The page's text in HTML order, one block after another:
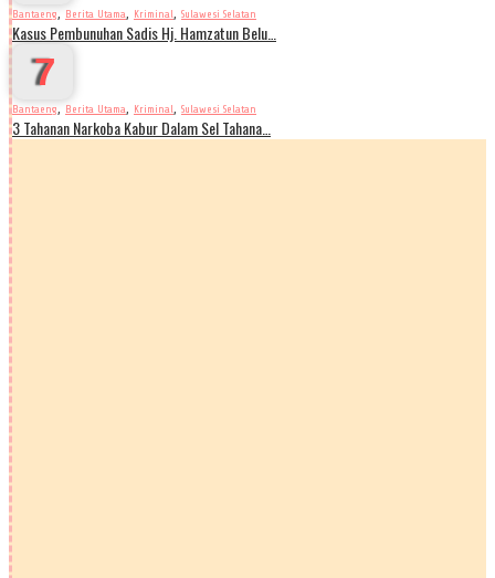
Bantaeng, Berita Utama, Kriminal, Sulawesi Selatan
Kasus Pembunuhan Sadis Hj. Hamzatun Belu…
7
Bantaeng, Berita Utama, Kriminal, Sulawesi Selatan
3 Tahanan Narkoba Kabur Dalam Sel Tahana…